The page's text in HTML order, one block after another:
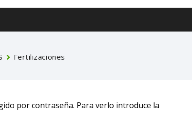
Fertilizaciones
por contraseña. Para verlo introduce la